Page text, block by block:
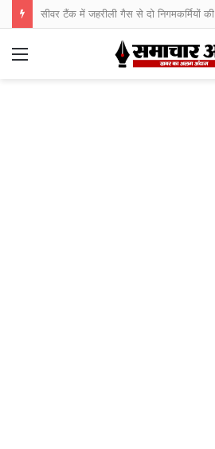
सीवर टैंक में जहरीली गैस से दो निगमकर्मियों
Menu